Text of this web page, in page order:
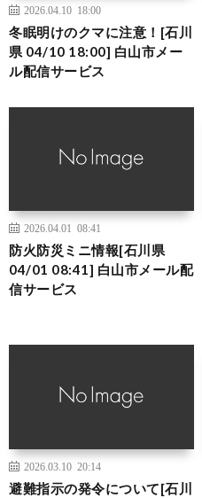
2026.04.10 18:00
冬眠明けのクマに注意！[石川
県 04/10 18:00] 白山市メー
ル配信サービス
2026.04.01 08:41
防火防災ミニ情報[石川県
04/01 08:41] 白山市メール配
信サービス
2026.03.10 20:14
避難指示の発令について[石川